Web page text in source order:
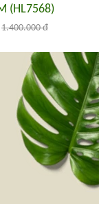
(HL7568)
1.400.000 đ